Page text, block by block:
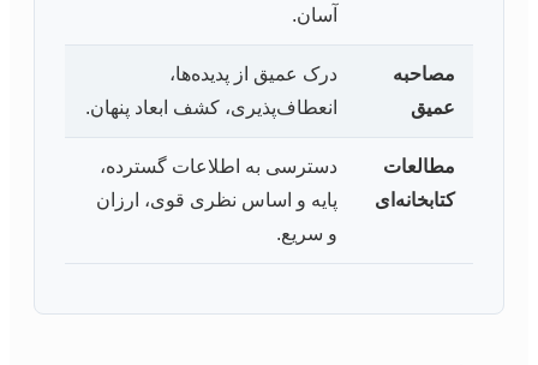
آسان.
مصاحبه
عمیق
درک عمیق از پدیده‌ها،
انعطاف‌پذیری، کشف ابعاد پنهان.
مطالعات
کتابخانه‌ای
دسترسی به اطلاعات گسترده،
پایه و اساس نظری قوی، ارزان
و سریع.